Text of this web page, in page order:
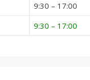
9:30 – 17:00
9:30 – 17:00